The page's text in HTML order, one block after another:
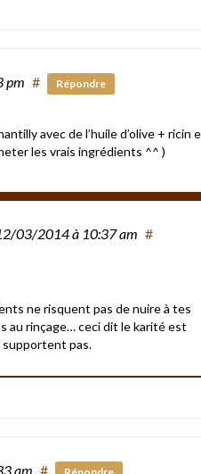
pm # Répondre
avec de l’huile d’olive + ricin
les vrais ingrédients ^^ )
03/2014à 10:37 am #
ne risquent pas de nuire à tes
au rinçage… ceci dit le karité est
supportent pas.
am #